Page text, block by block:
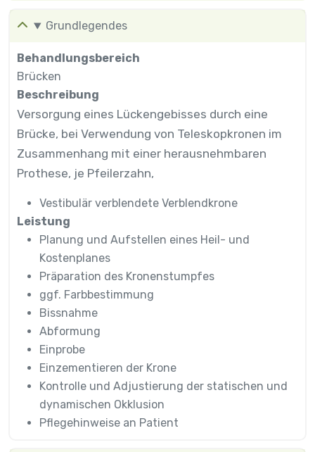
Grundlegendes
Behandlungsbereich
Brücken
Beschreibung
Versorgung eines Lückengebisses durch eine
Brücke, bei Verwendung von Teleskopkronen im
Zusammenhang mit einer herausnehmbaren
Prothese, je Pfeilerzahn,
Vestibulär verblendete Verblendkrone
Leistung
Planung und Aufstellen eines Heil- und
Kostenplanes
Präparation des Kronenstumpfes
ggf. Farbbestimmung
Bissnahme
Abformung
Einprobe
Einzementieren der Krone
Kontrolle und Adjustierung der statischen und
dynamischen Okklusion
Pflegehinweise an Patient